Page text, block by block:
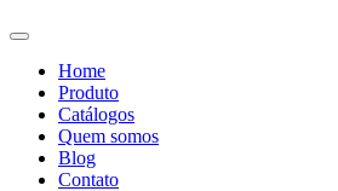
Home
Produto
Catálogos
Quem somos
Blog
Contato